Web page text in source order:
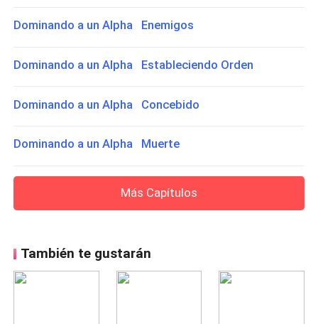
Dominando a un Alpha Enemigos
Dominando a un Alpha Estableciendo Orden
Dominando a un Alpha Concebido
Dominando a un Alpha Muerte
Más Capítulos
También te gustarán